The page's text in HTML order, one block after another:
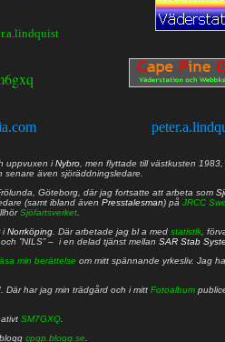
uppvuxen iNybro , men flyttade till västkusten
senare även sjöräddningsledare.
Göteborg, där jag fortsatte att arbeta som
(samt ibland även Presstalesman) på JRCC
Sjöfartsverket
iNorrköping . Där arbetade jag bl a med statistik ,
”NILS” – i en delad tjänst mellan SAR Stab
min berättelse om mitt spännande yrkesliv. Jag
Där har jag min trädgård och i mitt Fotoalbum
SM7GXQ
cpgp.blogg.se